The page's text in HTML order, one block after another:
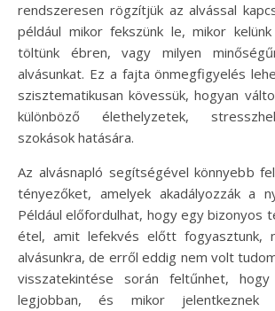
rendszeresen rögzítjük az alvással
például mikor fekszünk le, mikor
töltünk ébren, vagy milyen
alvásunkat. Ez a fajta önmegfigyelés
szisztematikusan kövessük, hogyan
különböző élethelyzetek,
szokások hatására.
Az alvásnapló segítségével könnyebb
tényezőket, amelyek akadályozzák a
Például előfordulhat, hogy egy bizonyos
étel, amit lefekvés előtt fogyasztunk,
alvásunkra, de erről eddig nem volt
visszatekintése során feltűnhet,
legjobban, és mikor jelentkeznek